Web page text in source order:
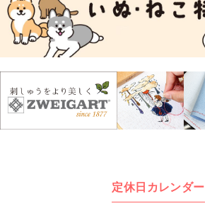
定休日カレンダー